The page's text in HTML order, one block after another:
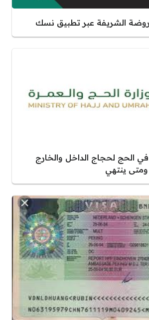
الشريفة عبر تطبيق نسك
الحج لحجاج الداخل والخارج